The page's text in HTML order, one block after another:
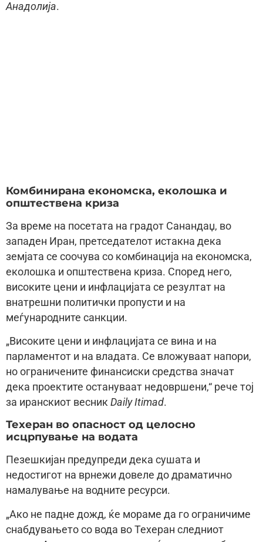
Анадолија.
Комбинирана економска, еколошка и
општествена криза
За време на посетата на градот Санандаџ, во
западен Иран, претседателот истакна дека
земјата се соочува со комбинација на економска,
еколошка и општествена криза. Според него,
високите цени и инфлацијата се резултат на
внатрешни политички пропусти и на
меѓународните санкции.
„Високите цени и инфлацијата се вина и на
парламентот и на владата. Се вложуваат напори,
но ограничените финансиски средства значат
дека проектите остануваат недовршени,“ рече тој
за иранскиот весник Daily Itimad.
Техеран во опасност од целосно
исцрпување на водата
Пезешкијан предупреди дека сушата и
недостигот на врнежи довеле до драматично
намалување на водните ресурси.
„Ако не падне дожд, ќе мораме да го ограничиме
снабдувањето со вода во Техеран следниот